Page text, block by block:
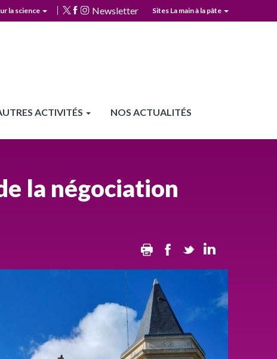
la science Newsletter Sites La main à la pâte
ACTIVITÉS
NOS ACTUALITÉS
la négociation
Print Facebook
Twitter